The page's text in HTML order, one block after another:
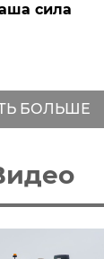
сила
БОЛЬШЕ